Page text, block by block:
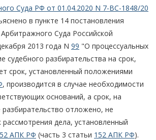
Суда РФ от 01.04.2020 N 7-ВС-1848/20
в пункте 14 постановления
Суда Российской
2013 года N 99 "О процессуальных
судебного разбирательства на срок,
срок, установленный положениями
, производится в случае необходимости
оснований, а срок, на
отложено, не
рассмотрения дела, установленный
АПК РФ (часть 3 статьи 152 АПК РФ).